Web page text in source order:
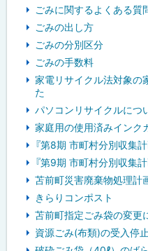
ごみに関するよくある質
ごみの出し方
ごみの分別区分
ごみの手数料
家電リサイクル法対象の
た
パソコンリサイクルにつ
家庭用の使用済みインク
『第8期 市町村分別収集計
『第9期 市町村分別収集計
苫前町災害廃棄物処理計
きらりコンポスト
苫前町指定ごみ袋の変更
資源ごみ(布類)の受入停